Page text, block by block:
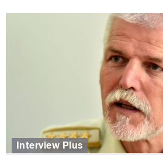
Interview Plus